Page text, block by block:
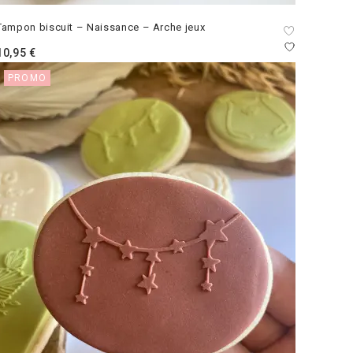
biscuit – Naissance – Arche jeux
€
PROMO